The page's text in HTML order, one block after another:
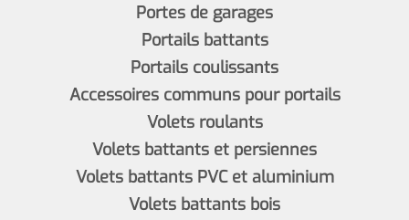
Portes de garages
Portails battants
Portails coulissants
Accessoires communs pour portails
Volets roulants
Volets battants et persiennes
Volets battants PVC et aluminium
Volets battants bois